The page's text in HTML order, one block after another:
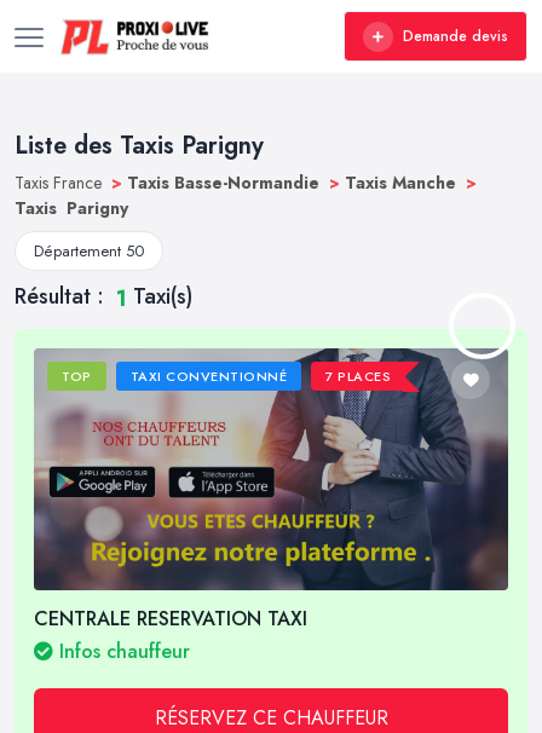
Demande devis
Liste des Taxis Parigny
Taxis France > Taxis Basse-Normandie > Taxis Manche >
Taxis Parigny
Département 50
Résultat : 1 Taxi(s)
TOP TAXI CONVENTIONNÉ 7 PLACES
CENTRALE RESERVATION TAXI
Infos chauffeur
RÉSERVEZ CE CHAUFFEUR